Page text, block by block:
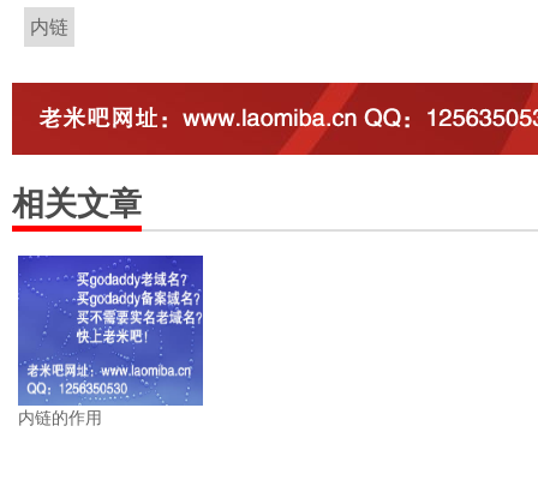
内链
相关文章
内链的作用